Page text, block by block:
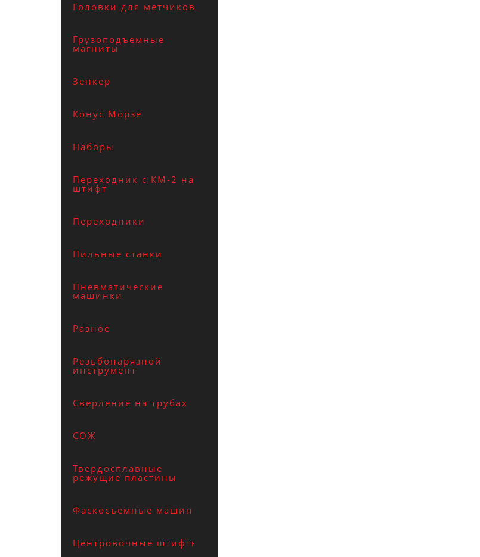
Головки для метчиков
Грузоподъемные
магниты
Зенкер
Конус Морзе
Наборы
Переходник с КМ-2 на
штифт
Переходники
Пильные станки
Пневматические
машинки
Разное
Резьбонарязной
инструмент
Сверление на трубах
СОЖ
Твердосплавные
режущие пластины
Фаскосъемные машины
Центровочные штифты